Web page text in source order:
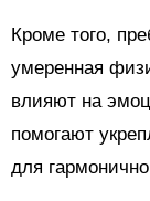
Кроме того,
умеренная
влияют на
помогают
для